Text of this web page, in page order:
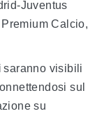
Juventus
Calcio,
saranno visibili
sul
su